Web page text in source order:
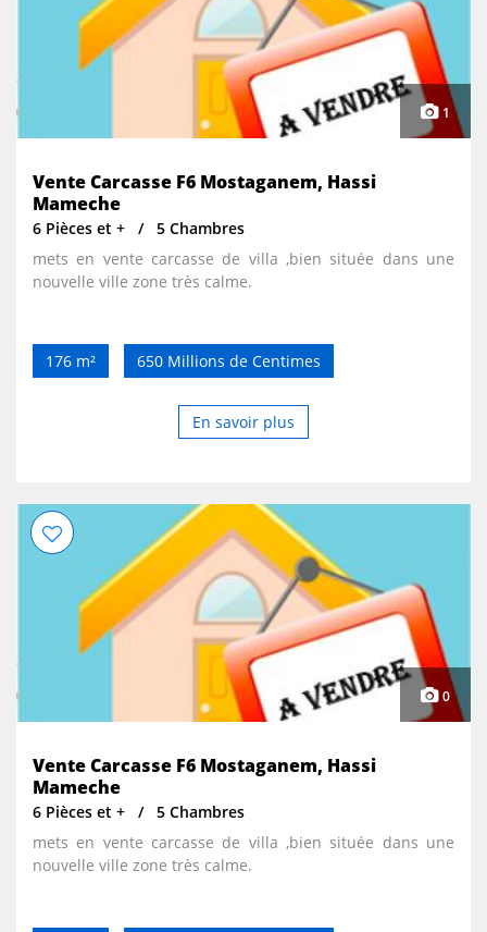
1
Vente Carcasse F6 Mostaganem, Hassi
Mameche
6 Pièces et +
5 Chambres
mets en vente carcasse de villa ,bien située dans une
nouvelle ville zone très calme.
176 m² 650 Millions de Centimes
En savoir plus
0
Vente Carcasse F6 Mostaganem, Hassi
Mameche
6 Pièces et +
5 Chambres
mets en vente carcasse de villa ,bien située dans une
nouvelle ville zone très calme.